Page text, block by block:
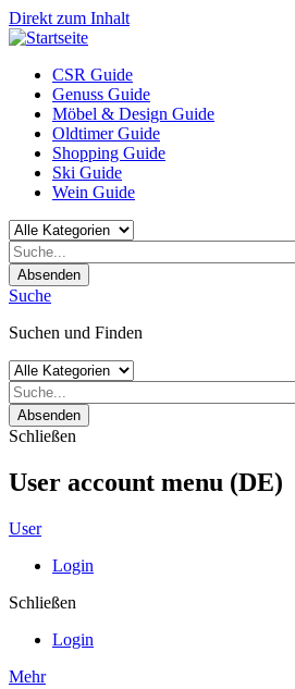
Direkt zum Inhalt
CSR Guide
Genuss Guide
Möbel & Design Guide
Oldtimer Guide
Shopping Guide
Ski Guide
Wein Guide
Absenden
Suche
Suchen und Finden
Absenden
Schließen
User account menu (DE)
User
Login
Schließen
Login
Mehr